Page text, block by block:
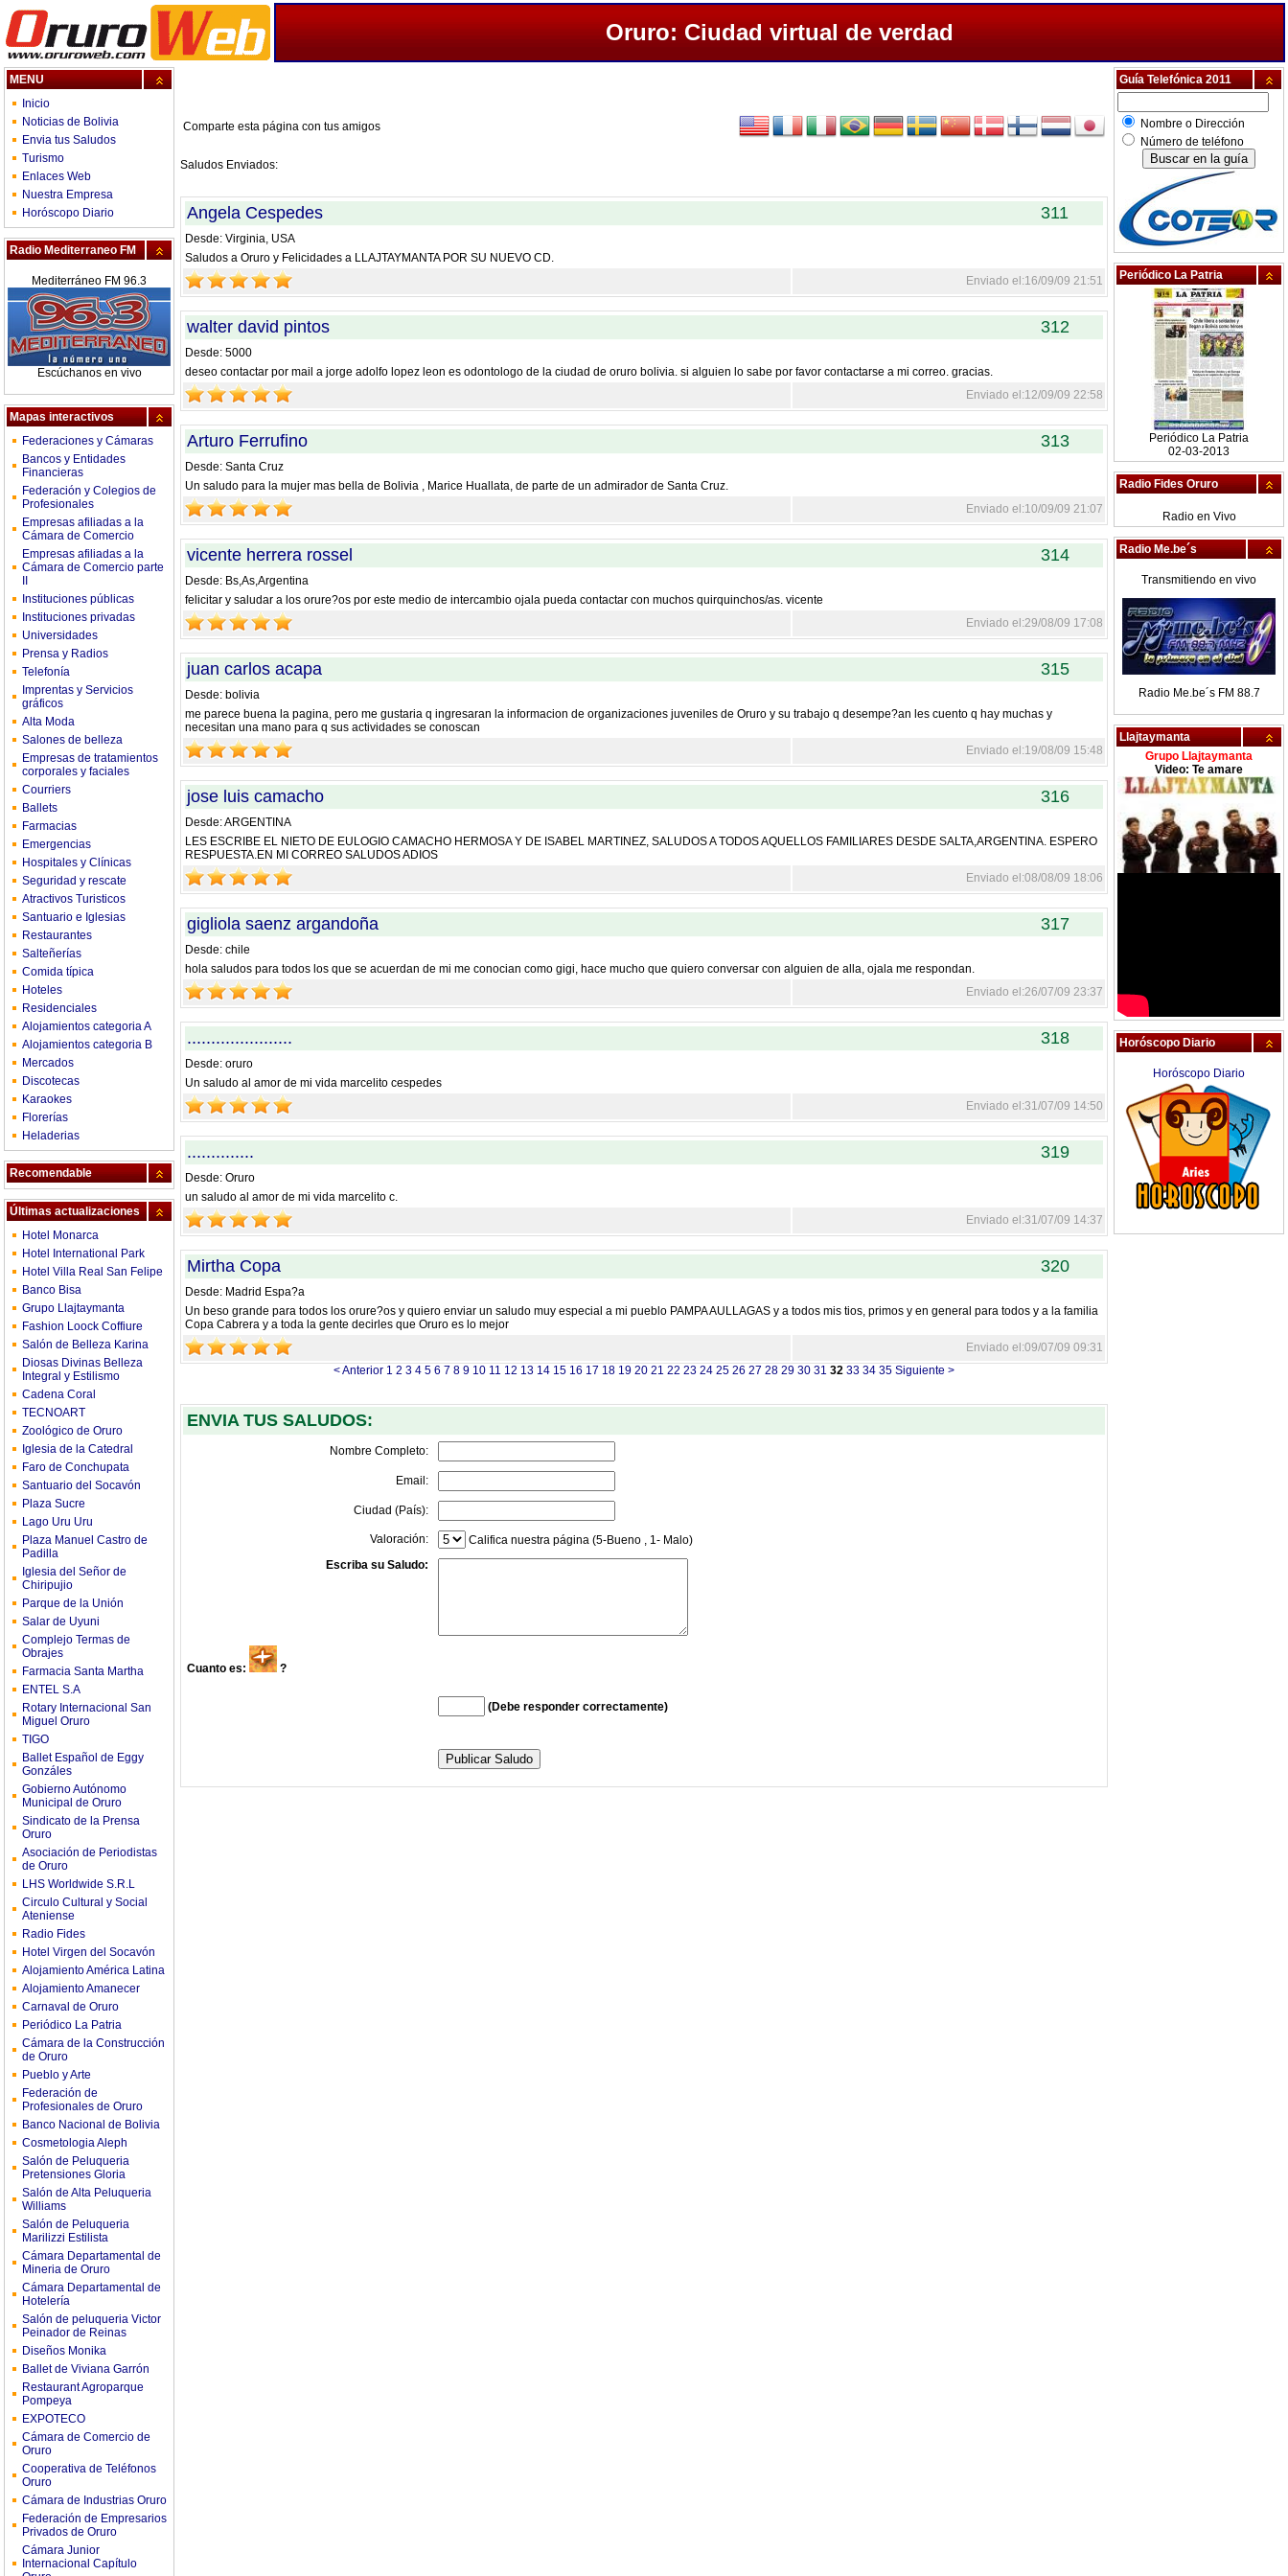
Oruro: Ciudad virtual de verdad
MENU
Inicio
Noticias de Bolivia
Envia tus Saludos
Turismo
Enlaces Web
Nuestra Empresa
Horóscopo Diario
Radio Mediterraneo FM
Mediterráneo FM 96.3
Escúchanos en vivo
Mapas interactivos
Federaciones y Cámaras
Bancos y Entidades
Financieras
Federación y Colegios de
Profesionales
Empresas afiliadas a la
Cámara de Comercio
Empresas afiliadas a la
Cámara de Comercio parte
Instituciones públicas
Instituciones privadas
Universidades
Prensa y Radios
Telefonía
Imprentas y Servicios
gráficos
Alta Moda
Salones de belleza
Empresas de tratamientos
corporales y faciales
Courriers
Ballets
Farmacias
Emergencias
Hospitales y Clínicas
Seguridad y rescate
Atractivos Turisticos
Santuario e Iglesias
Restaurantes
Salteñerías
Comida típica
Hoteles
Residenciales
Alojamientos categoria A
Alojamientos categoria B
Mercados
Discotecas
Karaokes
Florerías
Heladerias
Recomendable
Últimas actualizaciones
Hotel Monarca
Hotel International Park
Hotel Villa Real San Felipe
Banco Bisa
Grupo Llajtaymanta
Fashion Loock Coffiure
Salón de Belleza Karina
Diosas Divinas Belleza
Integral y Estilismo
Cadena Coral
TECNOART
Zoológico de Oruro
Iglesia de la Catedral
Faro de Conchupata
Santuario del Socavón
Plaza Sucre
Lago Uru Uru
Plaza Manuel Castro de
Padilla
Iglesia del Señor de
Chiripujio
Parque de la Unión
Salar de Uyuni
Complejo Termas de
Obrajes
Farmacia Santa Martha
ENTEL S.A
Rotary Internacional San
Miguel Oruro
TIGO
Ballet Español de Eggy
Gonzáles
Gobierno Autónomo
Municipal de Oruro
Sindicato de la Prensa
Oruro
Asociación de Periodistas
de Oruro
LHS Worldwide S.R.L
Circulo Cultural y Social
Ateniense
Radio Fides
Hotel Virgen del Socavón
Alojamiento América Latina
Alojamiento Amanecer
Carnaval de Oruro
Periódico La Patria
Cámara de la Construcción
de Oruro
Pueblo y Arte
Federación de
Profesionales de Oruro
Banco Nacional de Bolivia
Cosmetologia Aleph
Salón de Peluqueria
Pretensiones Gloria
Salón de Alta Peluqueria
Williams
Salón de Peluqueria
Marilizzi Estilista
Cámara Departamental de
Mineria de Oruro
Cámara Departamental de
Hotelería
Salón de peluqueria Victor
Peinador de Reinas
Diseños Monika
Ballet de Viviana Garrón
Restaurant Agroparque
Pompeya
EXPOTECO
Cámara de Comercio de
Oruro
Cooperativa de Teléfonos
Oruro
Cámara de Industrias Oruro
Federación de Empresarios
Privados de Oruro
Cámara Junior
Internacional Capítulo
Comparte esta página con tus amigos
Saludos Enviados:
Angela Cespedes 311
Desde: Virginia, USA
Saludos a Oruro y Felicidades a LLAJTAYMANTA POR SU NUEVO CD.
Enviado el:16/09/09 21:51
walter david pintos 312
Desde: 5000
deseo contactar por mail a jorge adolfo lopez leon es odontologo de la ciudad de oruro bolivia. si alguien lo sabe por favor contactarse a mi correo. gracias.
Enviado el:12/09/09 22:58
Arturo Ferrufino 313
Desde: Santa Cruz
Un saludo para la mujer mas bella de Bolivia , Marice Huallata, de parte de un admirador de Santa Cruz.
Enviado el:10/09/09 21:07
vicente herrera rossel 314
Desde: Bs,As,Argentina
felicitar y saludar a los orure?os por este medio de intercambio ojala pueda contactar con muchos quirquinchos/as. vicente
Enviado el:29/08/09 17:08
juan carlos acapa 315
Desde: bolivia
me parece buena la pagina, pero me gustaria q ingresaran la informacion de organizaciones juveniles de Oruro y su trabajo q desempe?an les cuento q hay muchas y
necesitan una mano para q sus actividades se conoscan
Enviado el:19/08/09 15:48
jose luis camacho 316
Desde: ARGENTINA
LES ESCRIBE EL NIETO DE EULOGIO CAMACHO HERMOSA Y DE ISABEL MARTINEZ, SALUDOS A TODOS AQUELLOS FAMILIARES DESDE SALTA,ARGENTINA. ESPERO
RESPUESTA.EN MI CORREO SALUDOS ADIOS
Enviado el:08/08/09 18:06
gigliola saenz argandoña 317
Desde: chile
hola saludos para todos los que se acuerdan de mi me conocian como gigi, hace mucho que quiero conversar con alguien de alla, ojala me respondan.
Enviado el:26/07/09 23:37
...................... 318
Desde: oruro
Un saludo al amor de mi vida marcelito cespedes
Enviado el:31/07/09 14:50
.............. 319
Desde: Oruro
un saludo al amor de mi vida marcelito c.
Enviado el:31/07/09 14:37
Mirtha Copa 320
Desde: Madrid Espa?a
Un beso grande para todos los orure?os y quiero enviar un saludo muy especial a mi pueblo PAMPA AULLAGAS y a todos mis tios, primos y en general para todos y a la familia
Copa Cabrera y a toda la gente decirles que Oruro es lo mejor
Enviado el:09/07/09 09:31
< Anterior 1 2 3 4 5 6 7 8 9 10 11 12 13 14 15 16 17 18 19 20 21 22 23 24 25 26 27 28 29 30 31 32 33 34 35 Siguiente >
ENVIA TUS SALUDOS:
Nombre Completo:
Email:
Ciudad (País):
Valoración:
Califica nuestra página (5-Bueno , 1- Malo)
Escriba su Saludo:
Cuanto es: ?
(Debe responder correctamente)
Guía Telefónica 2011
Nombre o Dirección
Número de teléfono
Periódico La Patria
Periódico La Patria
02-03-2013
Radio Fides Oruro
Radio en Vivo
Radio Me.be´s
Transmitiendo en vivo
Radio Me.be´s FM 88.7
Llajtaymanta
Grupo Llajtaymanta
Video: Te amare
Horóscopo Diario
Horóscopo Diario